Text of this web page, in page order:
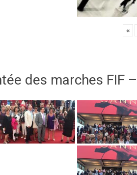
«
des marches FIF